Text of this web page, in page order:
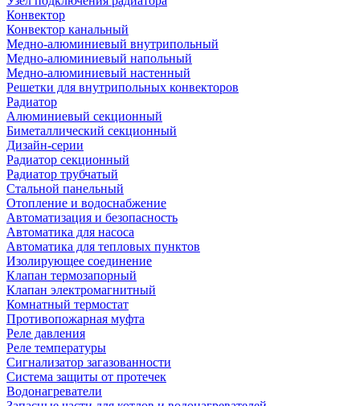
Конвектор
Конвектор канальный
Медно-алюминиевый внутрипольный
Медно-алюминиевый напольный
Медно-алюминиевый настенный
Решетки для внутрипольных конвекторов
Радиатор
Алюминиевый секционный
Биметаллический секционный
Дизайн-серии
Радиатор секционный
Радиатор трубчатый
Стальной панельный
Отопление и водоснабжение
Автоматизация и безопасность
Автоматика для насоса
Автоматика для тепловых пунктов
Изолирующее соединение
Клапан термозапорный
Клапан электромагнитный
Комнатный термостат
Противопожарная муфта
Реле давления
Реле температуры
Сигнализатор загазованности
Система защиты от протечек
Водонагреватели